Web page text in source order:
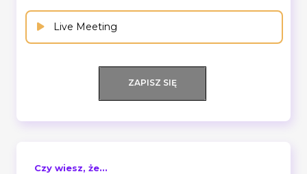
Live Meeting
ZAPISZ SIĘ
Czy wiesz, że...